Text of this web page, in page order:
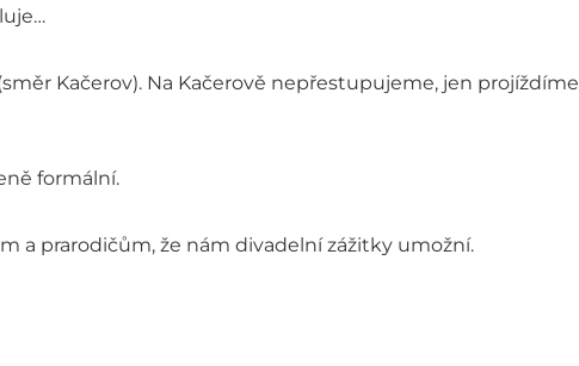
Kačerov). Na Kačerově nepřestupujeme, jen projíždíme
formální.
a prarodičům, že nám divadelní zážitky umožní.